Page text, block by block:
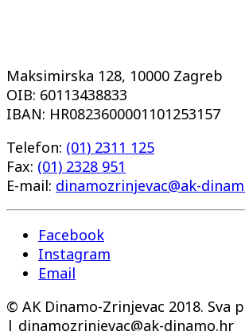
Maksimirska 128, 10000 Zagreb
OIB: 60113438833
IBAN: HR0823600001101253157
Telefon: (01) 2311 125
Fax: (01) 2328 951
E-mail: dinamozrinjevac@ak-
Facebook
Instagram
Email
© AK Dinamo-Zrinjevac 2018. Sva
| dinamozrinjevac@ak-dinamo.hr